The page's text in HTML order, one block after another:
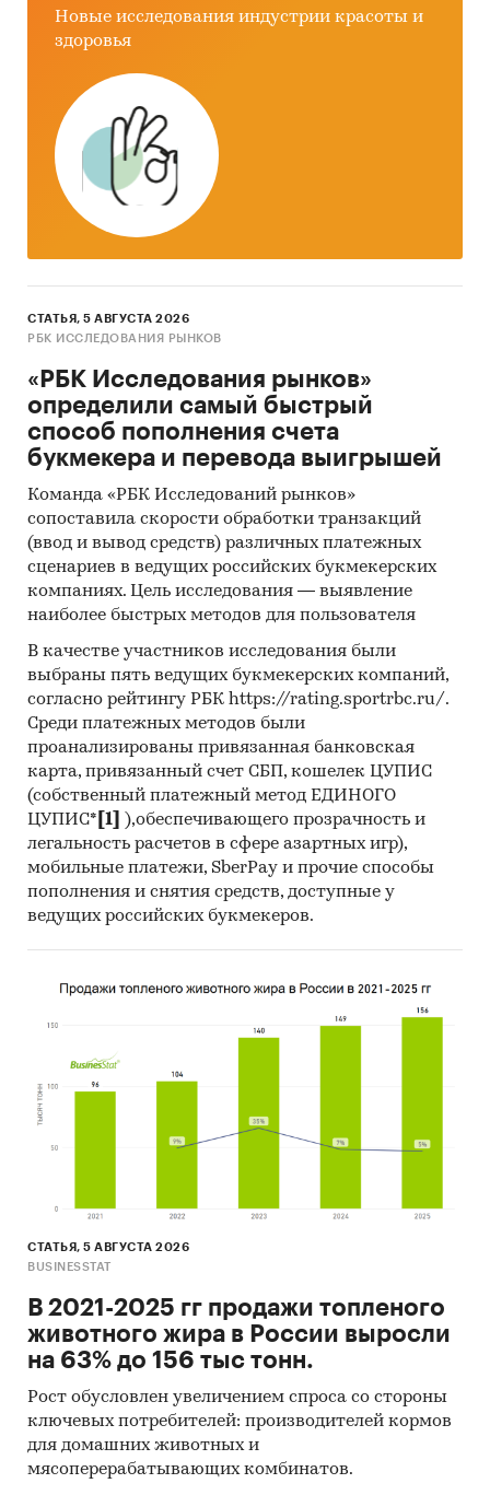
Новые исследования индустрии красоты и
здоровья
СТАТЬЯ, 5 АВГУСТА 2026
РБК ИССЛЕДОВАНИЯ РЫНКОВ
«РБК Исследования рынков»
определили самый быстрый
способ пополнения счета
букмекера и перевода выигрышей
Команда «РБК Исследований рынков»
сопоставила скорости обработки транзакций
(ввод и вывод средств) различных платежных
сценариев в ведущих российских букмекерских
компаниях. Цель исследования — выявление
наиболее быстрых методов для пользователя
В качестве участников исследования были
выбраны пять ведущих букмекерских компаний,
согласно рейтингу РБК https://rating.sportrbc.ru/.
Среди платежных методов были
проанализированы привязанная банковская
карта, привязанный счет СБП, кошелек ЦУПИС
(собственный платежный метод ЕДИНОГО
ЦУПИС* [1]
),обеспечивающего прозрачность и
легальность расчетов в сфере азартных игр),
мобильные платежи, SberPay и прочие способы
пополнения и снятия средств, доступные у
ведущих российских букмекеров.
СТАТЬЯ, 5 АВГУСТА 2026
BUSINESSTAT
В 2021-2025 гг продажи топленого
животного жира в России выросли
на 63% до 156 тыс тонн.
Рост обусловлен увеличением спроса со стороны
ключевых потребителей: производителей кормов
для домашних животных и
мясоперерабатывающих комбинатов.